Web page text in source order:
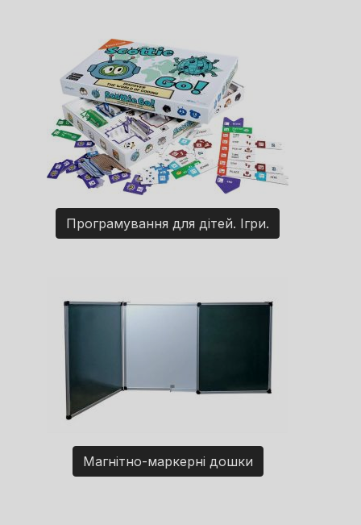
Програмування для дітей. Ігри.
Магнітно-маркерні дошки